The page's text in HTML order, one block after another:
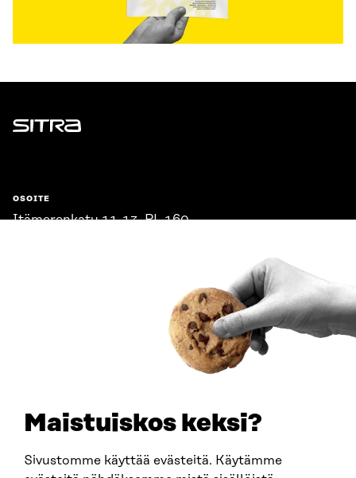
Maistuiskos keksi?
Sivustomme käyttää evästeitä. Käytämme
Sitra
OSOITE
Itämerenkatu 11-13, PL 160,
SITRA SOSIAALISESSA MEDIASSA